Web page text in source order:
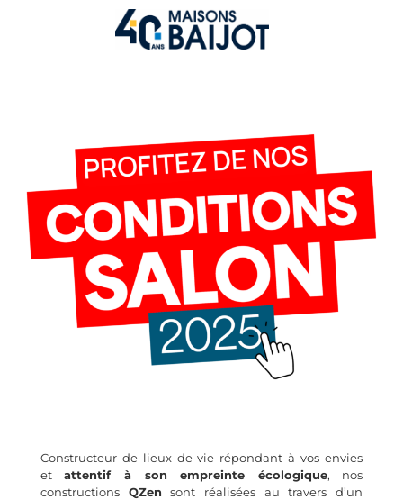
Constructeur de lieux de vie répondant à vos envies
etattentif à son empreinte écologique, nos
constructions QZen sont réalisées au travers d’un